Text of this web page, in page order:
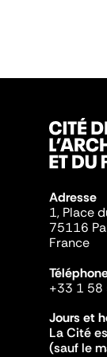
Adresse
1, Place
75116
France
+33 1 58
Jours et
La Cité
(sauf le